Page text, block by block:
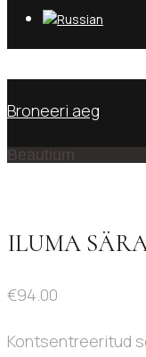
Broneeri aeg
Beautium
ILUMA
€94.00
Kontsentreeritud